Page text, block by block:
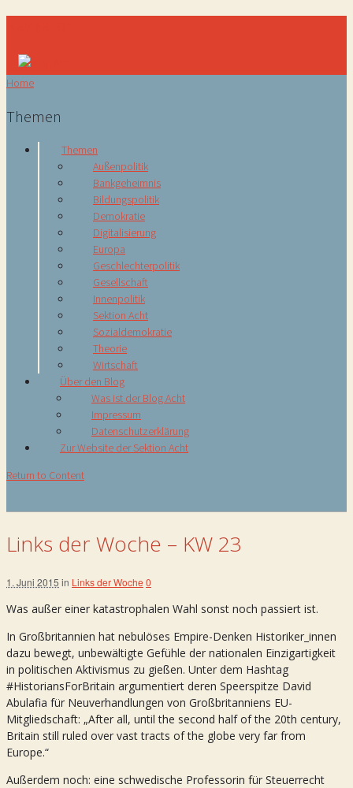
Home
Themen
Themen
Außenpolitik
Bankgeheimnis
Bildungspolitik
Demokratie
Digitalisierung
Europa
Geschlechterpolitik
Gesellschaft
Innenpolitik
Sektion Acht
Sozialdemokratie
Theorie
Wirtschaft
Über den Blog
Was ist der Blog Acht
Impressum
Datenschutzerklärung
Zur Website der Sektion Acht
Return to Content
Links der Woche – KW 23
1. Juni 2015 in Links der Woche 0
Was außer einer katastrophalen Wahl sonst noch passiert ist.
In Großbritannien hat nebulöses Empire-Denken Historiker_innen
dazu bewegt, unbewältigte Gefühle der nationalen Einzigartigkeit
in politischen Aktivismus zu gießen. Unter dem Hashtag
#HistoriansForBritain argumentiert deren Speerspitze David
Abulafia für Neuverhandlungen von Großbritanniens EU-
Mitgliedschaft: „After all, until the second half of the 20th century,
Britain still ruled over vast tracts of the globe very far from
Europe.“
Außerdem noch: eine schwedische Professorin für Steuerrecht